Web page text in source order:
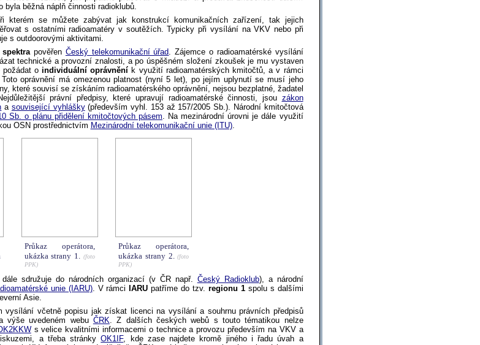
běžná náplň činnosti radioklubů.
kterém se můžete zabývat jak konstrukcí komunikačních zařízení, tak jejich
s ostatními radioamatéry v soutěžích. Typicky při vysílání na VKV nebo při
s outdoorovými aktivitami.
pověřen Český telekomunikační úřad. Zájemce o radioamatérské vysílání
technické a provozní znalosti, a po úspěšném složení zkoušek je mu vystaven
požádat oindividuální oprávnění k využití radioamatérských kmitočtů, a v rámci
oprávnění má omezenou platnost (nyní 5 let), po jejím uplynutí se musí jeho
které souvisí se získáním radioamatérského oprávnění, nejsou bezplatné, žadatel
právní předpisy, které upravují radioamatérské činnosti, jsou zákon
a související vyhlášky(především vyhl. 153 až 157/2005 Sb.). Národní kmitočtová
Sb. o plánu přidělení kmitočtových pásem. Na mezinárodní úrovni je dále využití
OSN prostřednictvím Mezinárodní telekomunikační unie (ITU).
Průkaz operátora,
ukázka strany 1.
(foto
PPK)
Průkaz operátora,
ukázka strany 2.(foto
PPK)
sdružuje do národních organizací (v ČR např. Český Radioklub), a národní
unie (IARU). V rámci IARU patříme do tzv. regionu 1spolu s dalšími
Asie.
vysílání včetně popisu jak získat licenci na vysílání a souhrnu právních předpisů
uvedeném webu ČRK. Z dalších českých webů s touto tématikou nelze
s velice kvalitními informacemi o technice a provozu především na VKV a
a třeba stránkyOK1IF, kde zase najdete kromě jiného i řadu úvah a